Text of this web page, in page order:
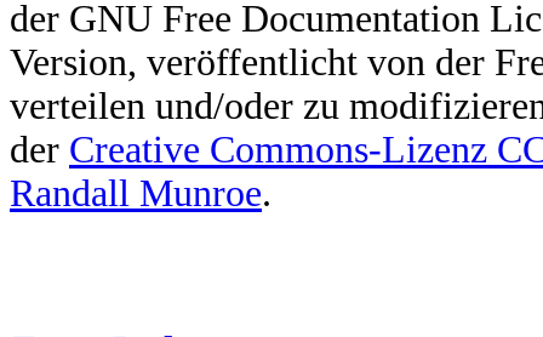
der GNU Free Documentation
Version, veröffentlicht von der
verteilen und/oder zu
der Creative Commons-Lizenz
Randall Munroe.